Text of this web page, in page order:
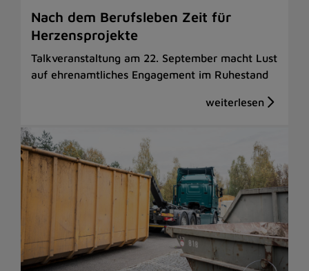
Nach dem Berufsleben Zeit für
Herzensprojekte
Talkveranstaltung am 22. September macht Lust
auf ehrenamtliches Engagement im Ruhestand